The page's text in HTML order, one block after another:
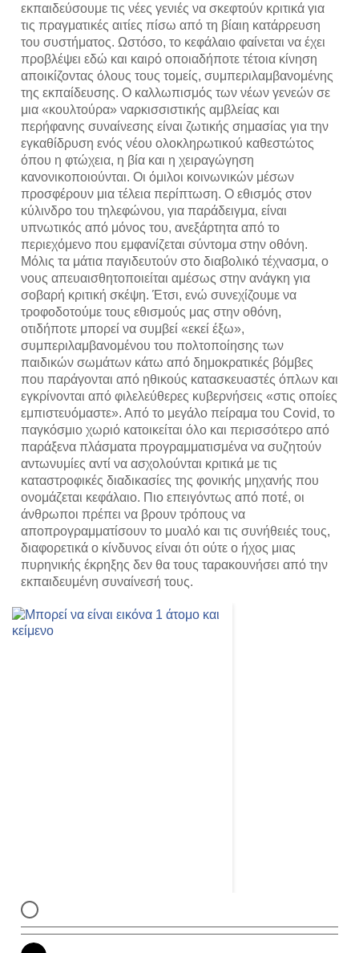
εκπαιδεύσουμε τις νέες γενιές να σκεφτούν κριτικά για
τις πραγματικές αιτίες πίσω από τη βίαιη κατάρρευση
του συστήματος. Ωστόσο, το κεφάλαιο φαίνεται να έχει
προβλέψει εδώ και καιρό οποιαδήποτε τέτοια κίνηση
αποικίζοντας όλους τους τομείς, συμπεριλαμβανομένης
της εκπαίδευσης. Ο καλλωπισμός των νέων γενεών σε
μια «κουλτούρα» ναρκισσιστικής αμβλείας και
περήφανης συναίνεσης είναι ζωτικής σημασίας για την
εγκαθίδρυση ενός νέου ολοκληρωτικού καθεστώτος
όπου η φτώχεια, η βία και η χειραγώγηση
κανονικοποιούνται. Οι όμιλοι κοινωνικών μέσων
προσφέρουν μια τέλεια περίπτωση. Ο εθισμός στον
κύλινδρο του τηλεφώνου, για παράδειγμα, είναι
υπνωτικός από μόνος του, ανεξάρτητα από το
περιεχόμενο που εμφανίζεται σύντομα στην οθόνη.
Μόλις τα μάτια παγιδευτούν στο διαβολικό τέχνασμα, ο
νους απευαισθητοποιείται αμέσως στην ανάγκη για
σοβαρή κριτική σκέψη. Έτσι, ενώ συνεχίζουμε να
τροφοδοτούμε τους εθισμούς μας στην οθόνη,
οτιδήποτε μπορεί να συμβεί «εκεί έξω»,
συμπεριλαμβανομένου του πολτοποίησης των
παιδικών σωμάτων κάτω από δημοκρατικές βόμβες
που παράγονται από ηθικούς κατασκευαστές όπλων και
εγκρίνονται από φιλελεύθερες κυβερνήσεις «στις οποίες
εμπιστευόμαστε». Από το μεγάλο πείραμα του Covid, το
παγκόσμιο χωριό κατοικείται όλο και περισσότερο από
παράξενα πλάσματα προγραμματισμένα να συζητούν
αντωνυμίες αντί να ασχολούνται κριτικά με τις
καταστροφικές διαδικασίες της φονικής μηχανής που
ονομάζεται κεφάλαιο. Πιο επειγόντως από ποτέ, οι
άνθρωποι πρέπει να βρουν τρόπους να
αποπρογραμματίσουν το μυαλό και τις συνήθειές τους,
διαφορετικά ο κίνδυνος είναι ότι ούτε ο ήχος μιας
πυρηνικής έκρηξης δεν θα τους ταρακουνήσει από την
εκπαιδευμένη συναίνεσή τους.